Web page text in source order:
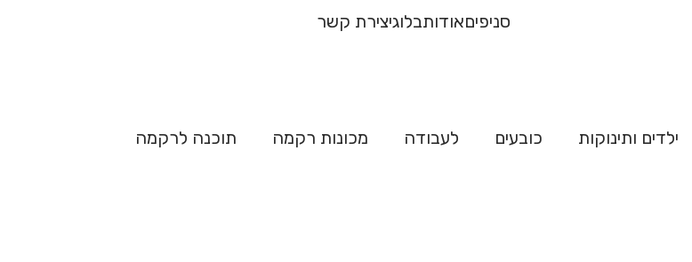
משלוח מהיר סניפיםאודותבלוגיצירת קשר
ילדים ותינוקות כובעים לעבודה מכונות רקמה תוכנה לרקמה